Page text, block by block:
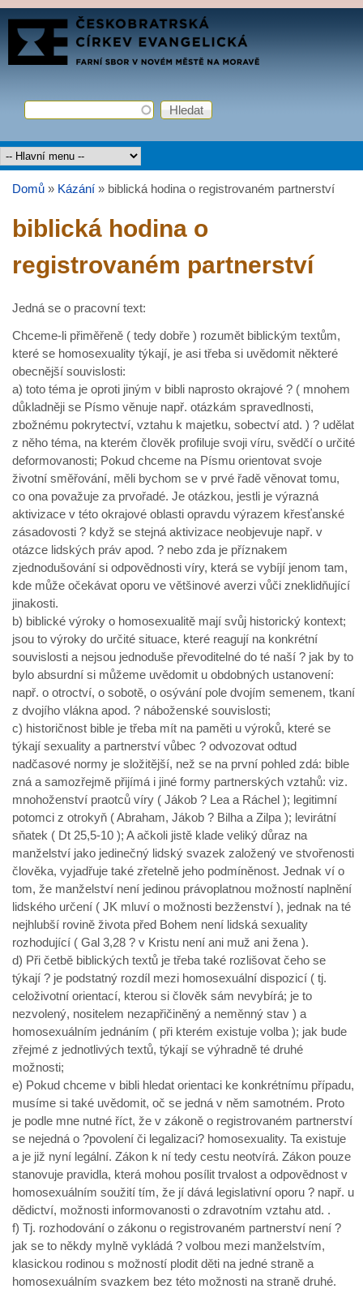
Přejít k hlavnímu obsahu
FARNÍ
SBOR
Vyhledávání
Hledat
Hlavní menu
Domů » Kázání » biblická hodina o registrovaném partnerství
biblická hodina o
registrovaném partnerství
Jedná se o pracovní text:
Chceme-li přiměřeně ( tedy dobře ) rozumět biblickým textům,
které se homosexuality týkají, je asi třeba si uvědomit některé
obecnější souvislosti:
a) toto téma je oproti jiným v bibli naprosto okrajové ? ( mnohem
důkladněji se Písmo věnuje např. otázkám spravedlnosti,
zbožnému pokrytectví, vztahu k majetku, sobectví atd. ) ? udělat
z něho téma, na kterém člověk profiluje svoji víru, svědčí o určité
deformovanosti; Pokud chceme na Písmu orientovat svoje
životní směřování, měli bychom se v prvé řadě věnovat tomu,
co ona považuje za prvořadé. Je otázkou, jestli je výrazná
aktivizace v této okrajové oblasti opravdu výrazem křesťanské
zásadovosti ? když se stejná aktivizace neobjevuje např. v
otázce lidských práv apod. ? nebo zda je příznakem
zjednodušování si odpovědnosti víry, která se vybíjí jenom tam,
kde může očekávat oporu ve většinové averzi vůči zneklidňující
jinakosti.
b) biblické výroky o homosexualitě mají svůj historický kontext;
jsou to výroky do určité situace, které reagují na konkrétní
souvislosti a nejsou jednoduše převoditelné do té naší ? jak by to
bylo absurdní si můžeme uvědomit u obdobných ustanovení:
např. o otroctví, o sobotě, o osývání pole dvojím semenem, tkaní
z dvojího vlákna apod. ? náboženské souvislosti;
c) historičnost bible je třeba mít na paměti u výroků, které se
týkají sexuality a partnerství vůbec ? odvozovat odtud
nadčasové normy je složitější, než se na první pohled zdá: bible
zná a samozřejmě přijímá i jiné formy partnerských vztahů: viz.
mnohoženství praotců víry ( Jákob ? Lea a Ráchel ); legitimní
potomci z otrokyň ( Abraham, Jákob ? Bilha a Zilpa ); levirátní
sňatek ( Dt 25,5-10 ); A ačkoli jistě klade veliký důraz na
manželství jako jedinečný lidský svazek založený ve stvořenosti
člověka, vyjadřuje také zřetelně jeho podmíněnost. Jednak ví o
tom, že manželství není jedinou právoplatnou možností naplnění
lidského určení ( JK mluví o možnosti bezženství ), jednak na té
nejhlubší rovině života před Bohem není lidská sexuality
rozhodující ( Gal 3,28 ? v Kristu není ani muž ani žena ).
d) Při četbě biblických textů je třeba také rozlišovat čeho se
týkají ? je podstatný rozdíl mezi homosexuální dispozicí ( tj.
celoživotní orientací, kterou si člověk sám nevybírá; je to
nezvolený, nositelem nezapřičiněný a neměnný stav ) a
homosexuálním jednáním ( při kterém existuje volba ); jak bude
zřejmé z jednotlivých textů, týkají se výhradně té druhé
možnosti;
e) Pokud chceme v bibli hledat orientaci ke konkrétnímu případu,
musíme si také uvědomit, oč se jedná v něm samotném. Proto
je podle mne nutné říct, že v zákoně o registrovaném partnerství
se nejedná o ?povolení či legalizaci? homosexuality. Ta existuje
a je již nyní legální. Zákon k ní tedy cestu neotvírá. Zákon pouze
stanovuje pravidla, která mohou posílit trvalost a odpovědnost v
homosexuálním soužití tím, že jí dává legislativní oporu ? např. u
dědictví, možnosti informovanosti o zdravotním vztahu atd. .
f) Tj. rozhodování o zákonu o registrovaném partnerství není ?
jak se to někdy mylně vykládá ? volbou mezi manželstvím,
klasickou rodinou s možností plodit děti na jedné straně a
homosexuálním svazkem bez této možnosti na straně druhé.